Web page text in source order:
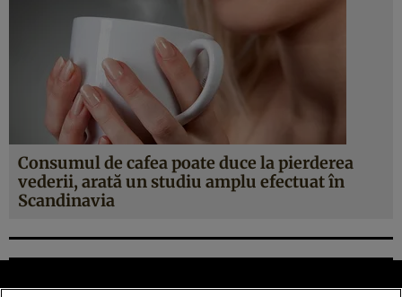
Consumul de cafea poate duce la pierderea
vederii, arată un studiu amplu efectuat în
Scandinavia